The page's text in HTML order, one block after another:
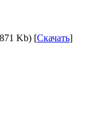
Kb) [Скачать]